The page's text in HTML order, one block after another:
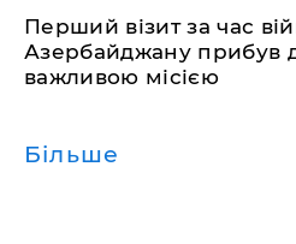
​Перший візит за час
Азербайджану прибув
важливою місією
Більше